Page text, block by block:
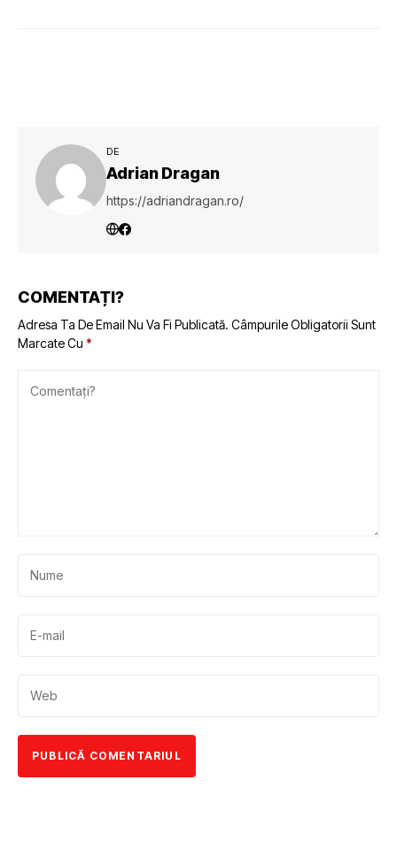
DE
Adrian Dragan
https://adriandragan.ro/
COMENTAȚI?
Adresa Ta De Email Nu Va Fi Publicată. Câmpurile Obligatorii Sunt
Marcate Cu *